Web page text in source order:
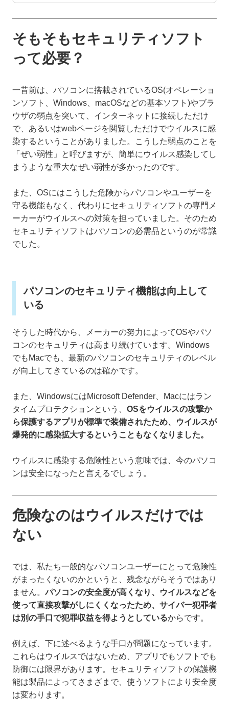
そもそもセキュリティソフト
って必要？
一昔前は、パソコンに搭載されているOS(オペレーショ
ンソフト、Windows、macOSなどの基本ソフト)やブラ
ウザの弱点を突いて、インターネットに接続しただけ
で、あるいはwebページを閲覧しただけでウイルスに感
染するということがありました。こうした弱点のことを
「ぜい弱性」と呼びますが、簡単にウイルス感染してし
まうような重大なぜい弱性が多かったのです。
また、OSにはこうした危険からパソコンやユーザーを
守る機能もなく、代わりにセキュリティソフトの専門メ
ーカーがウイルスへの対策を担っていました。そのため
セキュリティソフトはパソコンの必需品というのが常識
でした。
パソコンのセキュリティ機能は向上して
いる
そうした時代から、メーカーの努力によってOSやパソ
コンのセキュリティは高まり続けています。Windows
でもMacでも、最新のパソコンのセキュリティのレベル
が向上してきているのは確かです。
また、WindowsにはMicrosoft Defender、Macにはラン
タイムプロテクションという、 OSをウイルスの攻撃か
ら保護するアプリが標準で装備されたため、ウイルスが
爆発的に感染拡大するということもなくなりました。
ウイルスに感染する危険性という意味では、今のパソコ
ンは安全になったと言えるでしょう。
危険なのはウイルスだけでは
ない
では、私たち一般的なパソコンユーザーにとって危険性
がまったくないのかというと、残念ながらそうではあり
ません。パソコンの安全度が高くなり、ウイルスなどを
使って直接攻撃がしにくくなったため、サイバー犯罪者
は別の手口で犯罪収益を得ようとしているからです。
例えば、下に述べるような手口が問題になっています。
これらはウイルスではないため、アプリでもソフトでも
防御には限界があります。セキュリティソフトの保護機
能は製品によってさまざまで、使うソフトにより安全度
は変わります。